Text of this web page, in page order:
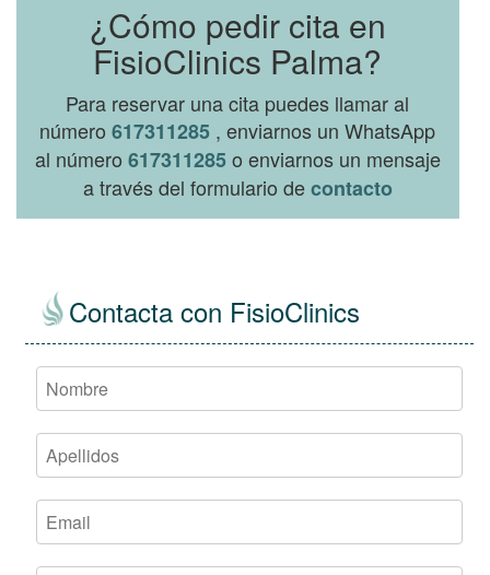
¿Cómo pedir cita en
FisioClinics Palma?
Para reservar una cita puedes llamar al
número617311285 , enviarnos un WhatsApp
al número 617311285o enviarnos un mensaje
a través del formulario decontacto
Contacta con FisioClinics